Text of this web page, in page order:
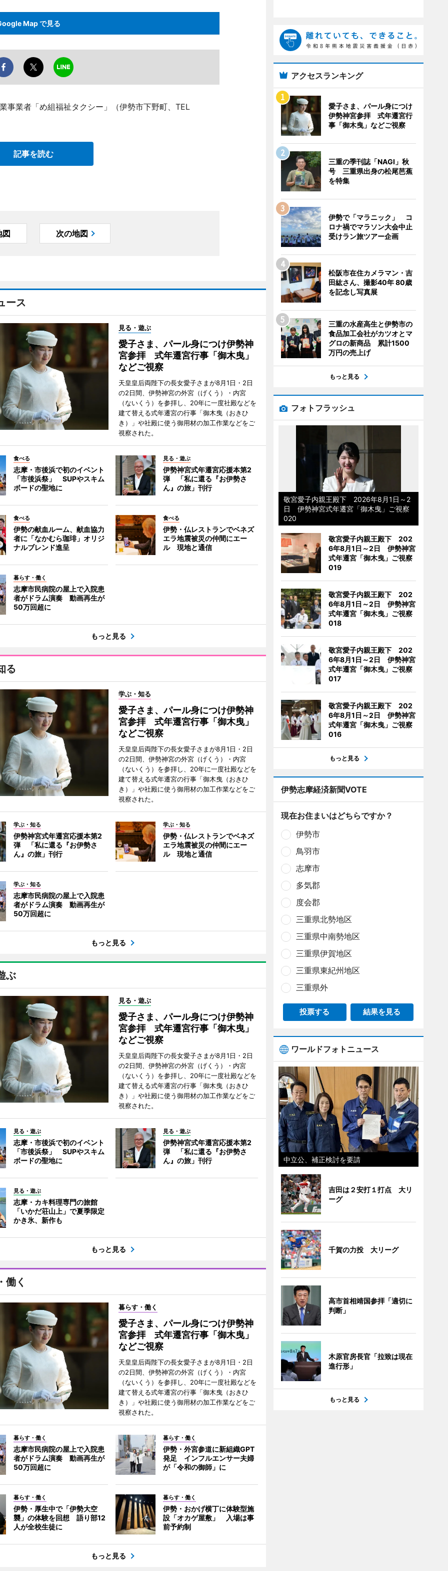
Map で見る
事業者「め組福祉タクシー」（伊勢市下野町、TEL
記事を読む
図 次の地図
ース
見る・遊ぶ
愛子さま、パール身につけ伊勢神
宮参拝 式年遷宮行事「御木曳」
などご視察
天皇皇后両陛下の長女愛子さまが8月1日・2日
の2日間、伊勢神宮の外宮（げくう）・内宮
（ないくう）を参拝し、20年に一度社殿などを
建て替える式年遷宮の行事「御木曳（おきひ
き）」や社殿に使う御用材の加工作業などをご
視察された。
食べる
志摩・市後浜で初のイベント
「市後浜祭」 SUPやスキム
ボードの聖地に
見る・遊ぶ
伊勢神宮式年遷宮応援本第2
弾 「私に還る『お伊勢さ
ん』の旅」刊行
食べる
伊勢の献血ルーム、献血協力
者に「なかむら珈琲」オリジ
ナルブレンド進呈
食べる
伊勢・仏レストランでベネズ
エラ地震被災の仲間にエー
ル 現地と通信
暮らす・働く
志摩市民病院の屋上で入院患
者がドラム演奏 動画再生が
50万回超に
もっと見る
る
学ぶ・知る
愛子さま、パール身につけ伊勢神
宮参拝 式年遷宮行事「御木曳」
などご視察
天皇皇后両陛下の長女愛子さまが8月1日・2日
の2日間、伊勢神宮の外宮（げくう）・内宮
（ないくう）を参拝し、20年に一度社殿などを
建て替える式年遷宮の行事「御木曳（おきひ
き）」や社殿に使う御用材の加工作業などをご
視察された。
学ぶ・知る
伊勢神宮式年遷宮応援本第2
弾 「私に還る『お伊勢さ
ん』の旅」刊行
学ぶ・知る
伊勢・仏レストランでベネズ
エラ地震被災の仲間にエー
ル 現地と通信
学ぶ・知る
志摩市民病院の屋上で入院患
者がドラム演奏 動画再生が
50万回超に
もっと見る
ぶ
見る・遊ぶ
愛子さま、パール身につけ伊勢神
宮参拝 式年遷宮行事「御木曳」
などご視察
天皇皇后両陛下の長女愛子さまが8月1日・2日
の2日間、伊勢神宮の外宮（げくう）・内宮
（ないくう）を参拝し、20年に一度社殿などを
建て替える式年遷宮の行事「御木曳（おきひ
き）」や社殿に使う御用材の加工作業などをご
視察された。
見る・遊ぶ
志摩・市後浜で初のイベント
「市後浜祭」 SUPやスキム
ボードの聖地に
見る・遊ぶ
伊勢神宮式年遷宮応援本第2
弾 「私に還る『お伊勢さ
ん』の旅」刊行
見る・遊ぶ
志摩・カキ料理専門の旅館
「いかだ荘山上」で夏季限定
かき氷、新作も
もっと見る
働く
暮らす・働く
愛子さま、パール身につけ伊勢神
宮参拝 式年遷宮行事「御木曳」
などご視察
天皇皇后両陛下の長女愛子さまが8月1日・2日
の2日間、伊勢神宮の外宮（げくう）・内宮
（ないくう）を参拝し、20年に一度社殿などを
建て替える式年遷宮の行事「御木曳（おきひ
き）」や社殿に使う御用材の加工作業などをご
視察された。
暮らす・働く
志摩市民病院の屋上で入院患
者がドラム演奏 動画再生が
50万回超に
暮らす・働く
伊勢・外宮参道に新組織GPT
発足 インフルエンサー夫婦
が「令和の御師」に
暮らす・働く
伊勢・厚生中で「伊勢大空
襲」の体験を回想 語り部12
人が全校生徒に
暮らす・働く
伊勢・おかげ横丁に体験型施
設「オカゲ屋敷」 入場は事
前予約制
もっと見る
アクセスランキング
愛子さま、パール身につけ
伊勢神宮参拝 式年遷宮行
事「御木曳」などご視察
三重の季刊誌「NAGI」秋
号 三重県出身の松尾芭蕉
を特集
伊勢で「マラニック」 コ
ロナ禍でマラソン大会中止
受けラン旅ツアー企画
松阪市在住カメラマン・吉
田紘さん、撮影40年 80歳
を記念し写真展
三重の水産高生と伊勢市の
食品加工会社がカツオとマ
グロの新商品 累計1500
万円の売上げ
もっと見る
フォトフラッシュ
敬宮愛子内親王殿下 2026年8月1日～2
日 伊勢神宮式年遷宮「御木曳」ご視察
020
敬宮愛子内親王殿下 202
6年8月1日～2日 伊勢神宮
式年遷宮「御木曳」ご視察
019
敬宮愛子内親王殿下 202
6年8月1日～2日 伊勢神宮
式年遷宮「御木曳」ご視察
018
敬宮愛子内親王殿下 202
6年8月1日～2日 伊勢神宮
式年遷宮「御木曳」ご視察
017
敬宮愛子内親王殿下 202
6年8月1日～2日 伊勢神宮
式年遷宮「御木曳」ご視察
016
もっと見る
伊勢志摩経済新聞VOTE
現在お住まいはどちらですか？
伊勢市
鳥羽市
志摩市
多気郡
度会郡
三重県北勢地区
三重県中南勢地区
三重県伊賀地区
三重県東紀州地区
三重県外
投票する 結果を見る
ワールドフォトニュース
中立公、補正検討を要請
吉田は２安打１打点 大リ
ーグ
千賀の力投 大リーグ
高市首相靖国参拝「適切に
判断」
木原官房長官「拉致は現在
進行形」
もっと見る